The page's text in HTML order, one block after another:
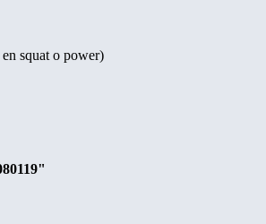
squat o power)